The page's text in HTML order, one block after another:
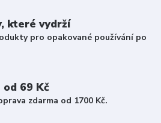
které vydrží
pro opakované používání po
69 Kč
zdarma od 1700 Kč.